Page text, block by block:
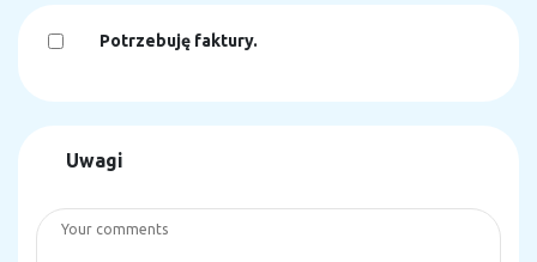
Potrzebuję faktury.
Uwagi